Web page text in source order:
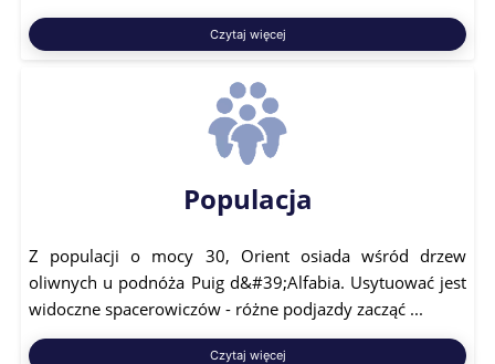
Czytaj więcej
Populacja
Z populacji o mocy 30, Orient osiada wśród drzew
oliwnych u podnóża Puig d&#39;Alfabia. Usytuować jest
widoczne spacerowiczów - różne podjazdy zacząć ...
Czytaj więcej